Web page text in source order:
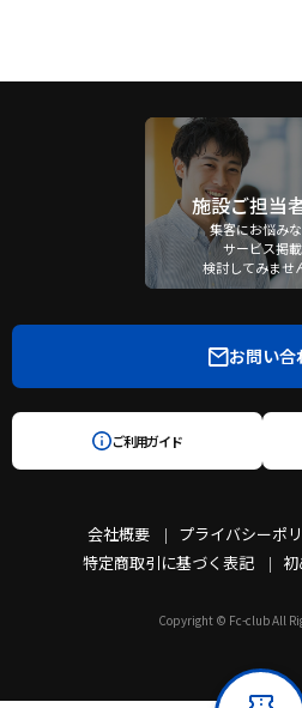
施設ご担当
集客にお悩みな
サービス掲
検討してみませ
会社概要 プライバシーポ
特定商取引に基づく表記
お問い合
ご利用ガイド
Copyright © Fc-club All